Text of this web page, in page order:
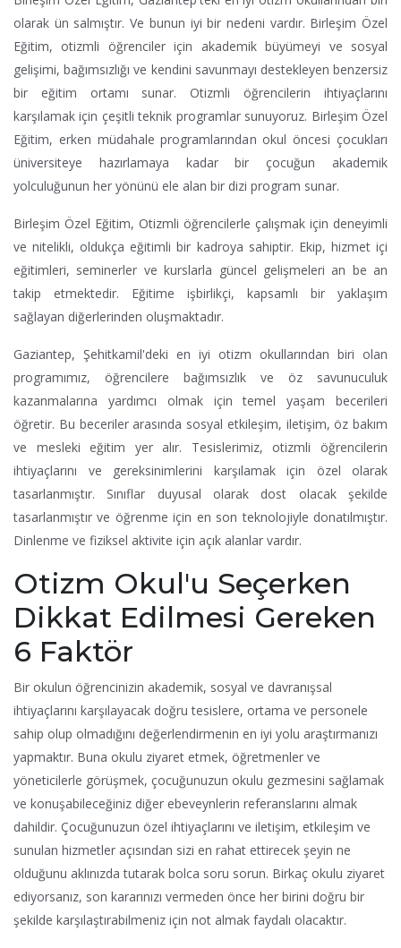
olarak ün salmıştır. Ve bunun iyi bir nedeni vardır. Birleşim Özel
Eğitim, otizmli öğrenciler için akademik büyümeyi ve sosyal
gelişimi, bağımsızlığı ve kendini savunmayı destekleyen benzersiz
bir eğitim ortamı sunar. Otizmli öğrencilerin ihtiyaçlarını
karşılamak için çeşitli teknik programlar sunuyoruz. Birleşim Özel
Eğitim, erken müdahale programlarından okul öncesi çocukları
üniversiteye hazırlamaya kadar bir çocuğun akademik
yolculuğunun her yönünü ele alan bir dizi program sunar.
Birleşim Özel Eğitim, Otizmli öğrencilerle çalışmak için deneyimli
ve nitelikli, oldukça eğitimli bir kadroya sahiptir. Ekip, hizmet içi
eğitimleri, seminerler ve kurslarla güncel gelişmeleri an be an
takip etmektedir. Eğitime işbirlikçi, kapsamlı bir yaklaşım
sağlayan diğerlerinden oluşmaktadır.
Gaziantep, Şehitkamil'deki en iyi otizm okullarından biri olan
programımız, öğrencilere bağımsızlık ve öz savunuculuk
kazanmalarına yardımcı olmak için temel yaşam becerileri
öğretir. Bu beceriler arasında sosyal etkileşim, iletişim, öz bakım
ve mesleki eğitim yer alır. Tesislerimiz, otizmli öğrencilerin
ihtiyaçlarını ve gereksinimlerini karşılamak için özel olarak
tasarlanmıştır. Sınıflar duyusal olarak dost olacak şekilde
tasarlanmıştır ve öğrenme için en son teknolojiyle donatılmıştır.
Dinlenme ve fiziksel aktivite için açık alanlar vardır.
Otizm Okul'u Seçerken
Dikkat Edilmesi Gereken
6 Faktör
Bir okulun öğrencinizin akademik, sosyal ve davranışsal
ihtiyaçlarını karşılayacak doğru tesislere, ortama ve personele
sahip olup olmadığını değerlendirmenin en iyi yolu araştırmanızı
yapmaktır. Buna okulu ziyaret etmek, öğretmenler ve
yöneticilerle görüşmek, çocuğunuzun okulu gezmesini sağlamak
ve konuşabileceğiniz diğer ebeveynlerin referanslarını almak
dahildir. Çocuğunuzun özel ihtiyaçlarını ve iletişim, etkileşim ve
sunulan hizmetler açısından sizi en rahat ettirecek şeyin ne
olduğunu aklınızda tutarak bolca soru sorun. Birkaç okulu ziyaret
ediyorsanız, son kararınızı vermeden önce her birini doğru bir
şekilde karşılaştırabilmeniz için not almak faydalı olacaktır.